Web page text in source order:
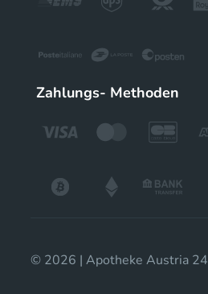
Zahlungs- Methoden
© 2026 | Apotheke Austria 24